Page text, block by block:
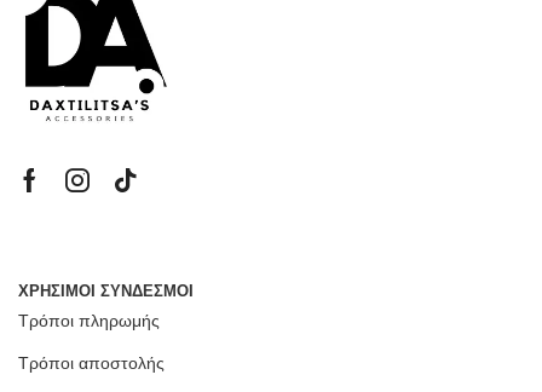
ΧΡΗΣΙΜΟΙ ΣΥΝΔΕΣΜΟΙ
Τρόποι πληρωμής
Τρόποι αποστολής